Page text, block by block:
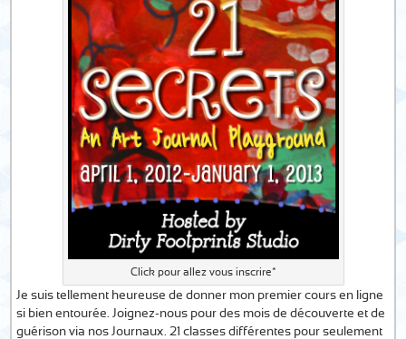
Click pour allez vous inscrire*
Je suis tellement heureuse de donner mon premier cours en ligne
si bien entourée. Joignez-nous pour des mois de découverte et de
guérison via nos Journaux. 21 classes différentes pour seulement